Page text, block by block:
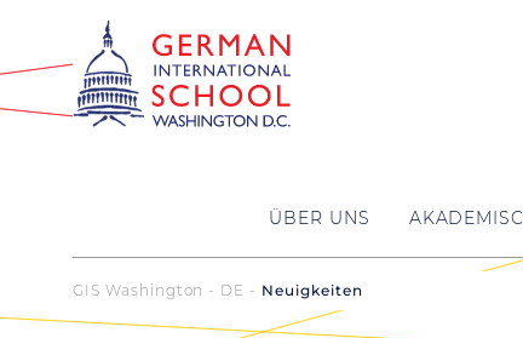
ÜBER UNS
GIS Washington - DE Neuigkeiten